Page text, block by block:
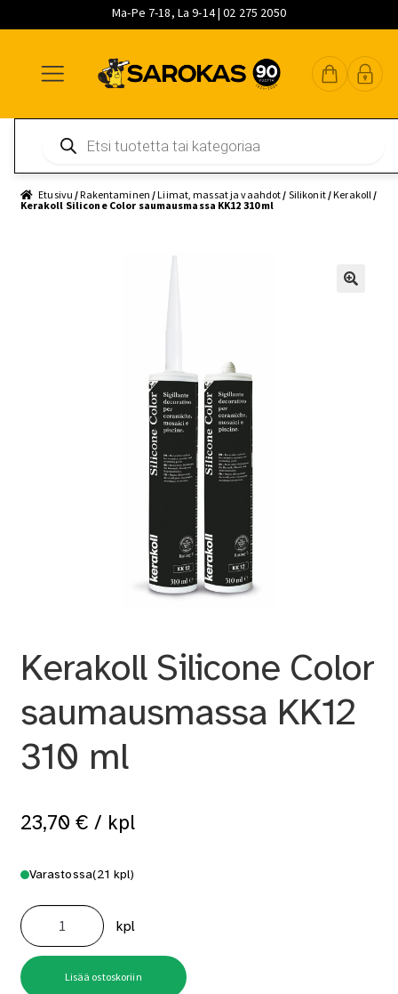
Ma-Pe 7-18, La 9-14 | 02 275 2050
navigointiin
sisältöön
pääsisältöön
search
Etusivu /Rakentaminen /Liimat, massat ja vaahdot / Silikonit/Kerakoll /
Kerakoll Silicone Color saumausmassa KK12 310 ml
Kerakoll Silicone Color
saumausmassa KK12
310 ml
23,70 € / kpl
Varastossa(21 kpl)
Kerakoll
Silicone
Color
saumausmassa
KK12
310
ml
määrä
kpl
Lisää ostoskoriin